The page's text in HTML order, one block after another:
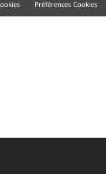
Préférences Cookies